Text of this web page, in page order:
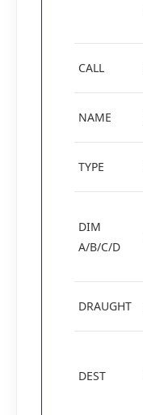
CALL
NAME
TYPE
DIM
A/B/C/D
DRAUGHT
DEST